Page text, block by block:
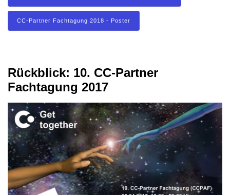
CC-Partner Fachtagung 2018 - Poster
Rückblick: 10. CC-Partner
Fachtagung 2017